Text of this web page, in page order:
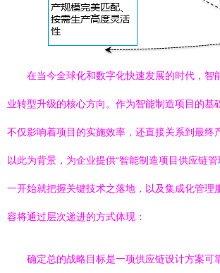
在当今全球化和数字化快速发展的时代，智
业转型升级的核心方向。作为智能制造项目的基
不仅影响着项目的实施效率，还直接关系到最终
以此为背景，为企业提供“智能制造项目供应链
一开始就把握关键技术之落地，以及集成化管理
容将通过层次递进的方式体现：
确定总的战略目标是一项供应链设计方案可